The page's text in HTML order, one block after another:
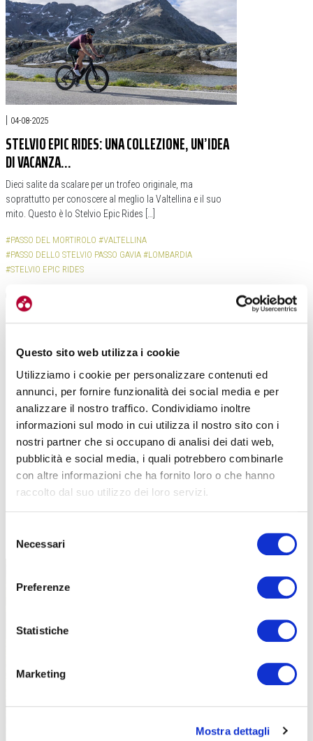
Questo sito web utilizza i cookie
Utilizziamo i cookie per personalizzare contenuti ed
annunci, per fornire funzionalità dei social media e per
analizzare il nostro traffico. Condividiamo inoltre
informazioni sul modo in cui utilizza il nostro sito con i
nostri partner che si occupano di analisi dei dati web,
pubblicità e social media, i quali potrebbero combinarle
con altre informazioni che ha fornito loro o che hanno
raccolto dal suo utilizzo dei loro servizi.
delNecessari
Preferenze
Statistiche
Marketing
Mostra dettagli
| 04-08-2025
STELVIO EPIC RIDES: UNA COLLEZIONE, UN’IDEA
DI VACANZA…
Dieci salite da scalare per un trofeo originale, ma
soprattutto per conoscere al meglio la Valtellina e il suo
mito. Questo è lo Stelvio Epic Rides […]
#PASSO DEL MORTIROLO #VALTELLINA
#PASSO DELLO STELVIO PASSO GAVIA #LOMBARDIA
#STELVIO EPIC RIDES
TUTTE LE CATEGORIE DEL MAGAZINE